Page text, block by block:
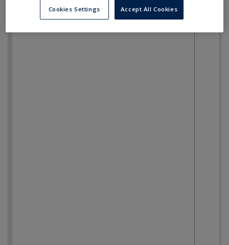
Cookies Settings Accept All Cookies